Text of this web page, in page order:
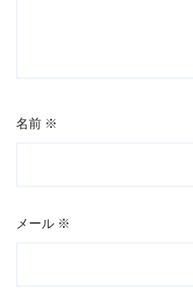
名前 ※
メール ※